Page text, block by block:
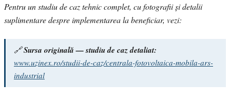
Pentru un studiu de caz tehnic complet, cu fotografii și detalii
suplimentare despre implementarea la beneficiar, vezi:
🔗Sursa originală — studiu de caz detaliat:
www.uzinex.ro/studii-de-caz/centrala-fotovoltaica-mobila-ars-
industrial